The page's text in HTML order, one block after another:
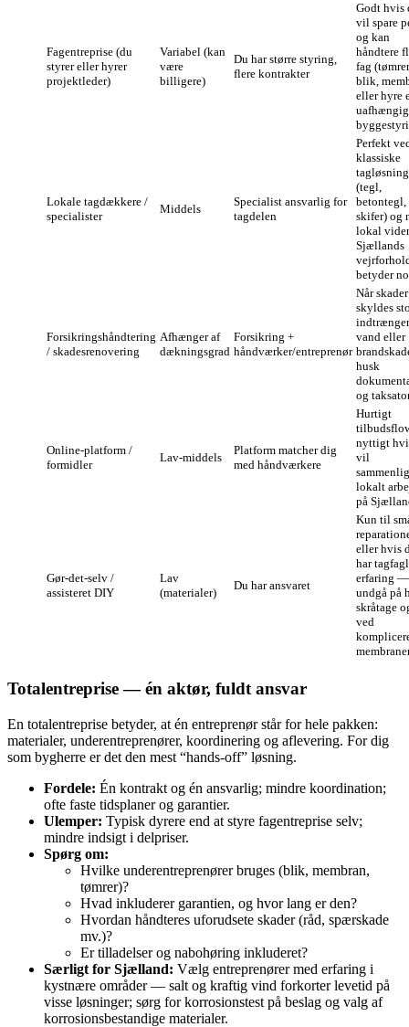
Fagentreprise (du
styrer eller hyrer
projektleder)
Variabel (kan
være
billigere)
Du har større styring,
flere kontrakter
Godt hvis
vil spare
og kan
håndtere
fag
blik,
eller hyre
uafhængig
Lokale tagdækkere /
specialister
Middels
Specialist ansvarlig for
tagdelen
Perfekt
klassiske
(tegl,
betontegl,
skifer) og
lokal
Sjællands
betyder
Forsikringshåndtering
/ skadesrenovering
Afhænger af
dækningsgrad
Forsikring +
håndværker/entreprenør
Når skader
skyldes
vand eller
husk
og
Online-platform /
formidler
Lav-middels
Platform matcher dig
med håndværkere
Hurtigt
nyttigt
vil
lokalt
på
Gør‑det‑selv /
assisteret DIY
Lav
(materialer)
Du har ansvaret
Kun til
eller hvis
har
erfaring —
undgå på
skråtage
ved
Totalentreprise — én aktør, fuldt ansvar
En totalentreprise betyder, at én entreprenør står for hele pakken:
materialer, underentreprenører, koordinering og aflevering. For dig
som bygherre er det den mest “hands‑off” løsning.
Fordele: Én kontrakt og én ansvarlig; mindre koordination;
ofte faste tidsplaner og garantier.
Ulemper: Typisk dyrere end at styre fagentreprise selv;
mindre indsigt i delpriser.
Spørg om:
Hvilke underentreprenører bruges (blik, membran,
tømrer)?
Hvad inkluderer garantien, og hvor lang er den?
Hvordan håndteres uforudsete skader (råd, spærskade
mv.)?
Er tilladelser og nabohøring inkluderet?
Særligt for Sjælland: Vælg entreprenører med erfaring i
kystnære områder — salt og kraftig vind forkorter levetid på
visse løsninger; sørg for korrosionstest på beslag og valg af
korrosionsbestandige materialer.